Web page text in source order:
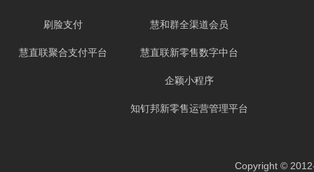
刷脸支付
慧直联聚合支付平台
慧和群全渠道会员
慧直联新零售数字中台
企颖小程序
知钉邦新零售运营管理平台
Copyright ©